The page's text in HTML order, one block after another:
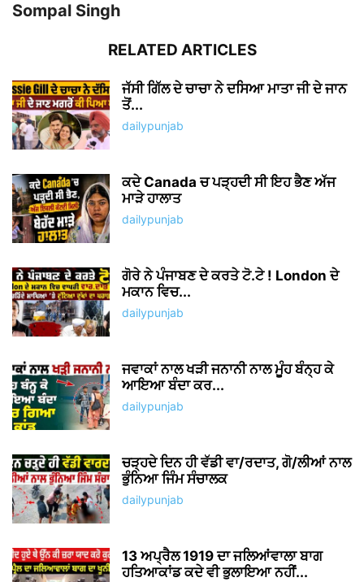
Sompal Singh
RELATED ARTICLES
ਜੱਸੀ ਗਿੱਲ ਦੇ ਚਾਚਾ ਨੇ ਦਸਿਆ ਮਾਤਾ ਜੀ ਦੇ ਜਾਨ
ਤੋਂ...
dailypunjab
ਕਦੇ Canada ਚ ਪੜ੍ਹਦੀ ਸੀ ਇਹ ਭੈਣ ਅੱਜ
ਮਾੜੇ ਹਾਲਾਤ
dailypunjab
ਗੋਰੇ ਨੇ ਪੰਜਾਬਣ ਦੇ ਕਰਤੇ ਟੋ.ਟੇ ! London ਦੇ
ਮਕਾਨ ਵਿਚ...
dailypunjab
ਜਵਾਕਾਂ ਨਾਲ ਖੜੀ ਜਨਾਨੀ ਨਾਲ ਮੂੰਹ ਬੰਨ੍ਹ ਕੇ
ਆਇਆ ਬੰਦਾ ਕਰ...
dailypunjab
ਚੜ੍ਹਦੇ ਦਿਨ ਹੀ ਵੱਡੀ ਵਾ/ਰਦਾਤ, ਗੋ/ਲੀਆਂ ਨਾਲ
ਭੁੰਨਿਆ ਜਿੰਮ ਸੰਚਾਲਕ
dailypunjab
13 ਅਪ੍ਰੈਲ 1919 ਦਾ ਜਲਿਆਂਵਾਲਾ ਬਾਗ
ਹਤਿਆਕਾਂਡ ਕਦੇ ਵੀ ਭੁਲਾਇਆ ਨਹੀਂ...